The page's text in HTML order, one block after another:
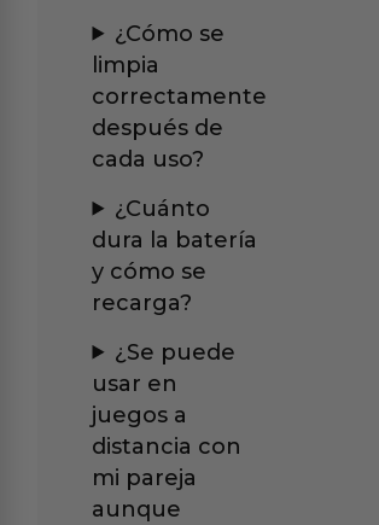
¿Cómo se
limpia
correctamente
después de
cada uso?
¿Cuánto
dura la batería
y cómo se
recarga?
¿Se puede
usar en
juegos a
distancia con
mi pareja
aunque